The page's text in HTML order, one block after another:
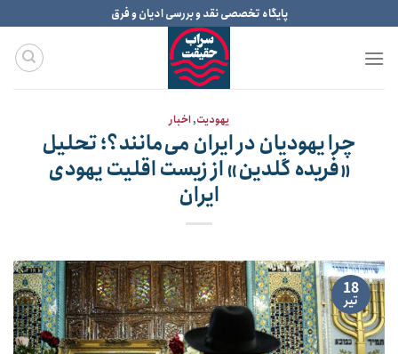
to
content
پایگاه تخصصی نقد و بررسی ادیان و فرق
یهودیت,اخبار
چرا یهودیان در ایران می‌مانند؟؛ تحلیل
«فریده گلدین» از زیست اقلیت یهودی
ایران
18
تیر